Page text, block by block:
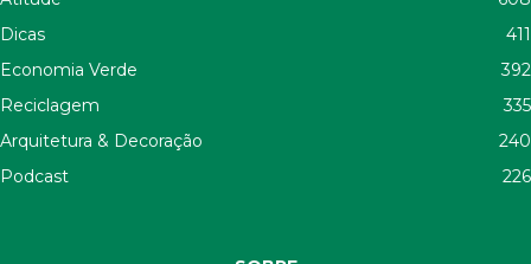
Dicas
411
Economia Verde
392
Reciclagem
335
Arquitetura & Decoração
240
Podcast
226